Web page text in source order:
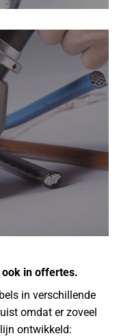
ook in offertes.
in verschillende
omdat er zoveel
ontwikkeld: